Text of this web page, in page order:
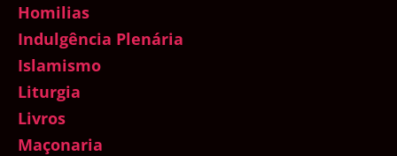
Homilias
Indulgência Plenária
Islamismo
Liturgia
Livros
Maçonaria